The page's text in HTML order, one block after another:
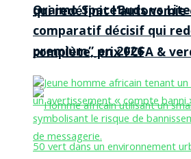
qui redéfinit l’autonomie
complète, prix FCFA &
Oraimo SpaceBuds vs
comparatif décisif qui
premium” en 2026